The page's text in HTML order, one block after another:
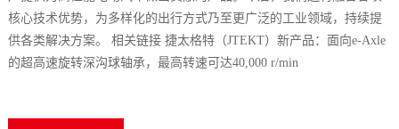
核心技术优势，为多样化的出行方式乃至更广泛的工业领域，持续提
供各类解决方案。 相关链接 捷太格特（JTEKT）新产品：面向e-Axle
的超高速旋转深沟球轴承，最高转速可达40,000 r/min